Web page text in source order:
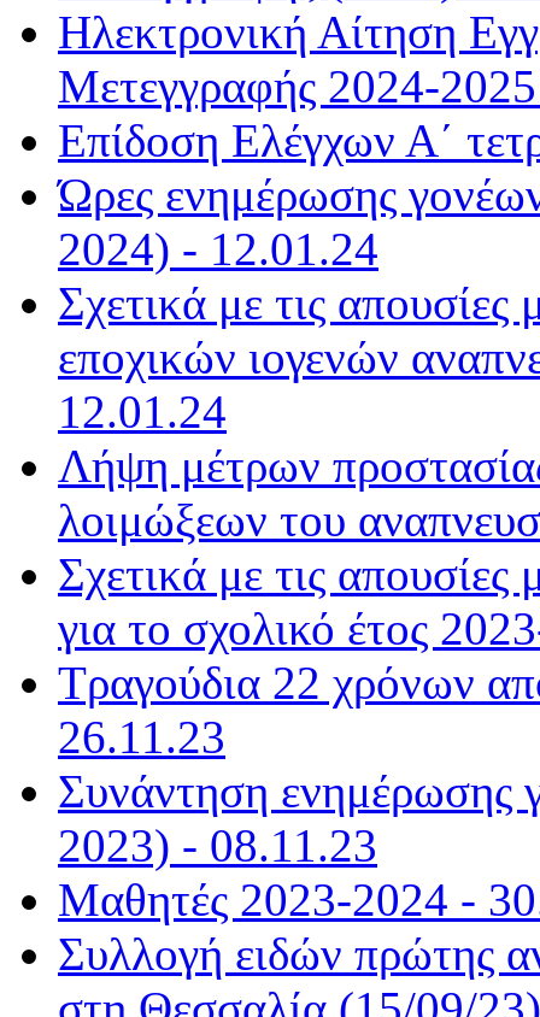
Ηλεκτρονική Αίτηση
Μετεγγραφής 2024-
Επίδοση Ελέγχων Α΄
Ώρες ενημέρωσης
2024) - 12.01.24
Σχετικά με τις
εποχικών ιογενών
12.01.24
Λήψη μέτρων
λοιμώξεων του
Σχετικά με τις
για το σχολικό έτος
Τραγούδια 22 χρόνων
26.11.23
Συνάντηση ενημέρωσης
2023) - 08.11.23
Μαθητές 2023-2024 -
Συλλογή ειδών πρώτης